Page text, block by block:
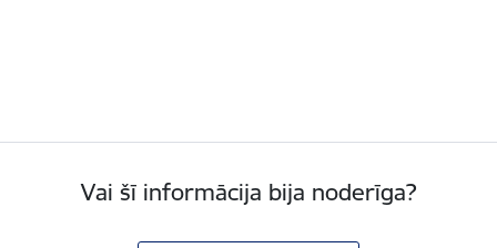
Vai šī informācija bija noderīga?